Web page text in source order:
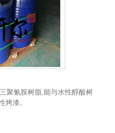
聚氰胺树脂,能与水性醇酸树
烤漆。